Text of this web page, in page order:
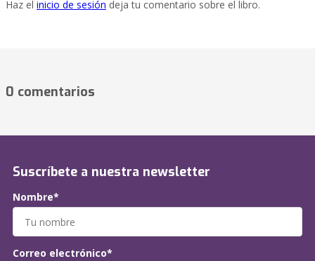
Haz el inicio de sesión deja tu comentario sobre el libro.
0 comentarios
Suscríbete a nuestra newsletter
Nombre*
Correo electrónico*